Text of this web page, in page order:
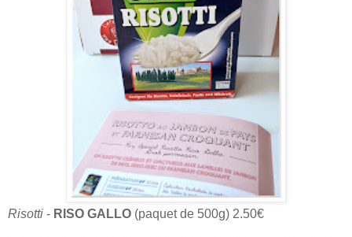
Risotti - RISO GALLO (paquet de 500g) 2.50€